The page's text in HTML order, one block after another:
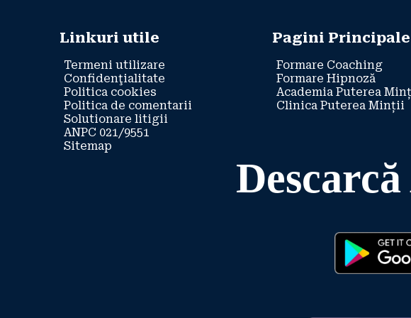
Linkuri utile
Termeni utilizare
Confidenţialitate
Politica cookies
Politica de comentarii
Solutionare litigii
ANPC 021/9551
Sitemap
Pagini Principale
Formare Coaching
Formare Hipnoză
Academia Puterea
Clinica Puterea Minții